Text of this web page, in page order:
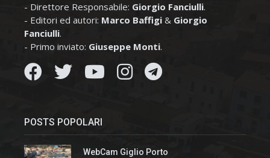
- Direttore Responsabile: Giorgio Fanciulli.
- Editori ed autori: Marco Baffigi & Giorgio
Fanciulli.
- Primo inviato: Giuseppe Monti.
POSTS POPOLARI
WebCam Giglio Porto